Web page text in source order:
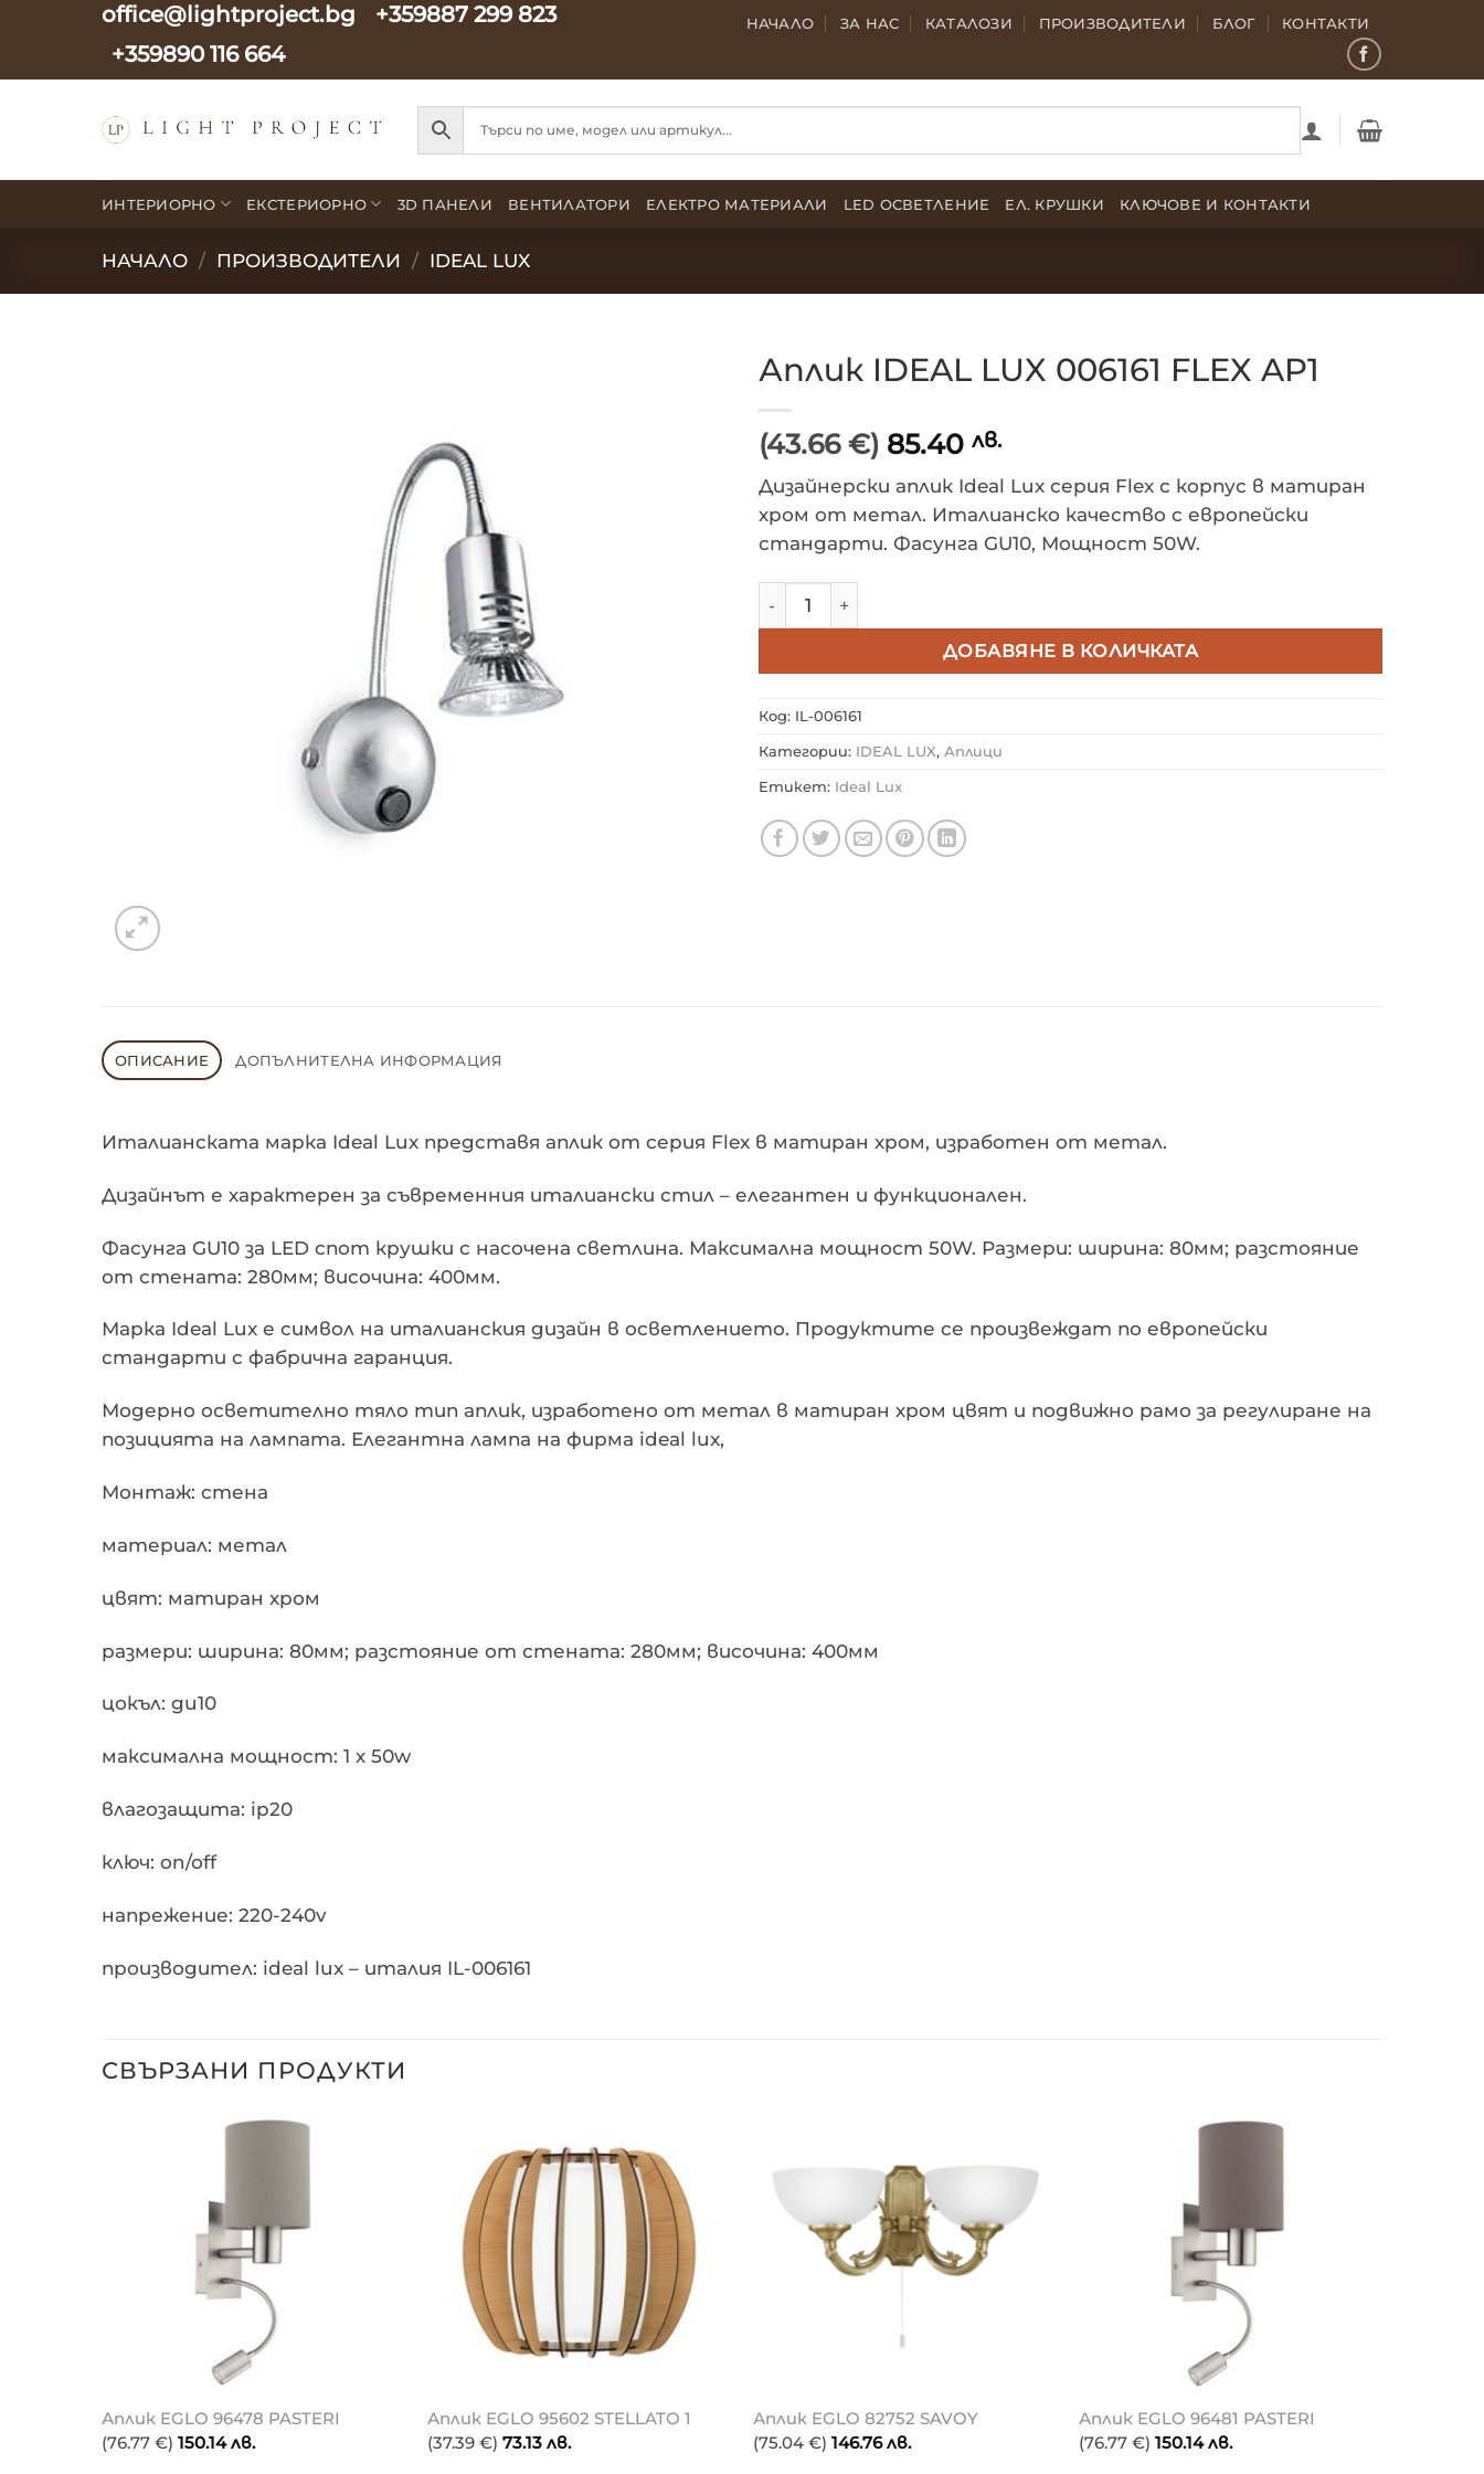
office@lightproject.bg
+359887 299 823
+359890 116 664
НАЧАЛО ЗА НАС КАТАЛОЗИ ПРОИЗВОДИТЕЛИ БЛОГ КОНТАКТИ
ИНТЕРИОРНО ЕКСТЕРИОРНО 3D ПАНЕЛИ ВЕНТИЛАТОРИ ЕЛЕКТРО МАТЕРИАЛИ LED ОСВЕТЛЕНИЕ ЕЛ. КРУШКИ КЛЮЧОВЕ И КОНТАКТИ
НАЧАЛО / ПРОИЗВОДИТЕЛИ / IDEAL LUX
Аплик IDEAL LUX 006161 FLEX AP1
(43.66 €) 85.40 лв.
Дизайнерски аплик Ideal Lux серия Flex с корпус в матиран
хром от метал. Италианско качество с европейски
стандарти. Фасунга GU10, Мощност 50W.
количество за Аплик IDEAL LUX 006161 FLEX AP1
ДОБАВЯНЕ В КОЛИЧКАТА
Код: IL-006161
Категории: IDEAL LUX, Аплици
Етикет: Ideal Lux
ОПИСАНИЕ ДОПЪЛНИТЕЛНА ИНФОРМАЦИЯ
Италианската марка Ideal Lux представя аплик от серия Flex в матиран хром, изработен от метал.
Дизайнът е характерен за съвременния италиански стил – елегантен и функционален.
Фасунга GU10 за LED спот крушки с насочена светлина. Максимална мощност 50W. Размери: ширина: 80мм; разстояние
от стената: 280мм; височина: 400мм.
Марка Ideal Lux е символ на италианския дизайн в осветлението. Продуктите се произвеждат по европейски
стандарти с фабрична гаранция.
Модерно осветително тяло тип аплик, изработено от метал в матиран хром цвят и подвижно рамо за регулиране на
позицията на лампата. Елегантна лампа на фирма ideal lux,
Монтаж: стена
материал: метал
цвят: матиран хром
размери: ширина: 80мм; разстояние от стената: 280мм; височина: 400мм
цокъл: gu10
максимална мощност: 1 х 50w
влагозащита: ip20
ключ: on/off
напрежение: 220-240v
производител: ideal lux – италия IL-006161
СВЪРЗАНИ ПРОДУКТИ
Аплик EGLO 96478 PASTERI
(76.77 €) 150.14лв.
Аплик EGLO 95602 STELLATO 1
(37.39 €) 73.13 лв.
Аплик EGLO 82752 SAVOY
(75.04 €) 146.76лв.
Аплик EGLO 96481 PASTERI
(76.77 €) 150.14лв.